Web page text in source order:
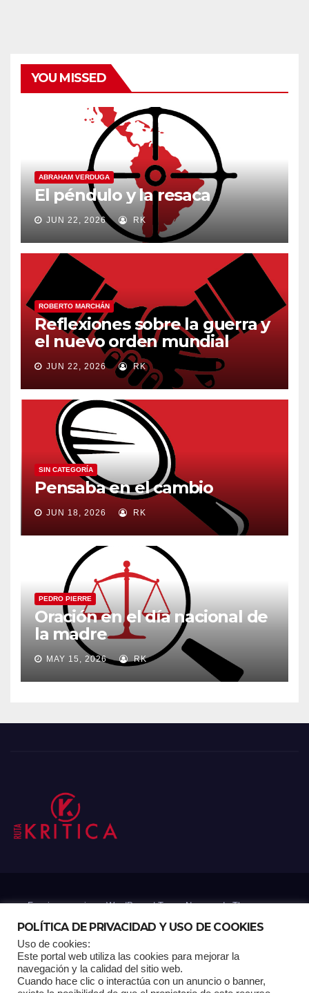
YOU MISSED
ABRAHAM VERDUGA
El péndulo y la resaca
JUN 22, 2026 RK
ROBERTO MARCHÁN
Reflexiones sobre la guerra y
el nuevo orden mundial
JUN 22, 2026 RK
SIN CATEGORÍA
Pensaba en el cambio
JUN 18, 2026 RK
PEDRO PIERRE
Oración en el día nacional de
la madre
MAY 15, 2026 RK
Funciona gracias a WordPress|Tema: Newsup deThemeansar
Home Análisis Carrito RK Contactos Documental Gracias !
POLÍTICA DE PRIVACIDAD Y USO DE COOKIES
Uso de cookies:
Este portal web utiliza las cookies para mejorar la
navegación y la calidad del sitio web.
Cuando hace clic o interactúa con un anuncio o banner,